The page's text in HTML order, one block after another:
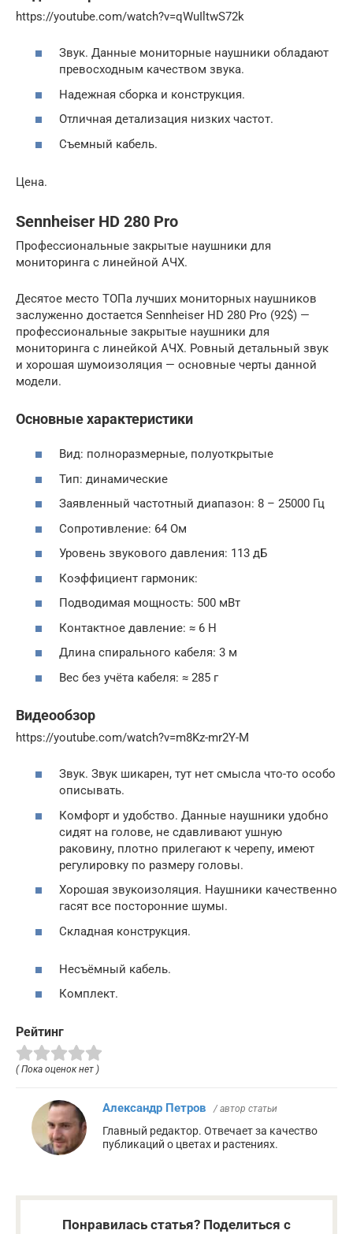
https://youtube.com/watch?v=qWuIltwS72k
Звук. Данные мониторные наушники обладают
превосходным качеством звука.
Надежная сборка и конструкция.
Отличная детализация низких частот.
Съемный кабель.
Цена.
Sennheiser HD 280 Pro
Профессиональные закрытые наушники для
мониторинга с линейной АЧХ.
Десятое место ТОПа лучших мониторных наушников
заслуженно достается Sennheiser HD 280 Pro (92$) —
профессиональные закрытые наушники для
мониторинга с линейкой АЧХ. Ровный детальный звук
и хорошая шумоизоляция — основные черты данной
модели.
Основные характеристики
Вид: полноразмерные, полуоткрытые
Тип: динамические
Заявленный частотный диапазон: 8 – 25000 Гц
Сопротивление: 64 Ом
Уровень звукового давления: 113 дБ
Коэффициент гармоник:
Подводимая мощность: 500 мВт
Контактное давление: ≈ 6 Н
Длина спирального кабеля: 3 м
Вес без учёта кабеля: ≈ 285 г
Видеообзор
https://youtube.com/watch?v=m8Kz-mr2Y-M
Звук. Звук шикарен, тут нет смысла что-то особо
описывать.
Комфорт и удобство. Данные наушники удобно
сидят на голове, не сдавливают ушную
раковину, плотно прилегают к черепу, имеют
регулировку по размеру головы.
Хорошая звукоизоляция. Наушники качественно
гасят все посторонние шумы.
Складная конструкция.
Несъёмный кабель.
Комплект.
Рейтинг
( Пока оценок нет )
Александр Петров / автор статьи
Главный редактор. Отвечает за качество
публикаций о цветах и растениях.
Понравилась статья? Поделиться с